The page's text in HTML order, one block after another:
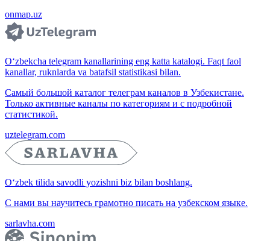
onmap.uz
O‘zbekcha telegram kanallarining eng katta katalogi. Faqt faol
kanallar, ruknlarda va batafsil statistikasi bilan.
Самый большой каталог телеграм каналов в Узбекистане.
Только активные каналы по категориям и с подробной
статистикой.
uztelegram.com
O‘zbek tilida savodli yozishni biz bilan boshlang.
С нами вы научитесь грамотно писать на узбекском языке.
sarlavha.com